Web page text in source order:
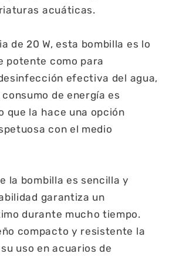
acuáticas.
de 20 W, esta bombilla es lo
potente como para
efectiva del agua,
de energía es
que la hace una opción
con el medio
la bombilla es sencilla y
garantiza un
durante mucho tiempo.
compacto y resistente la
uso en acuarios de